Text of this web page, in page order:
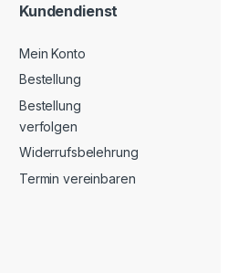
Kundendienst
Mein Konto
Bestellung
Bestellung
verfolgen
Widerrufsbelehrung
Termin vereinbaren